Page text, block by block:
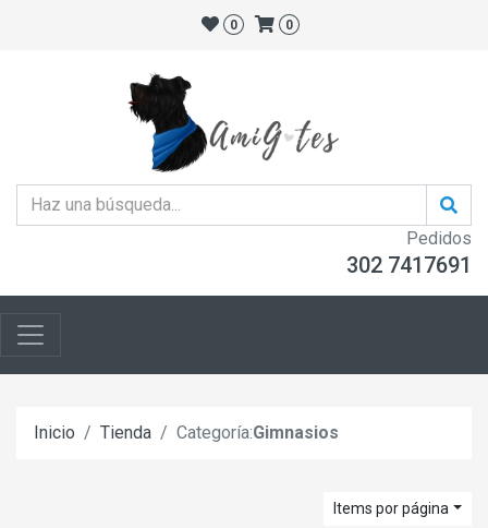
0 0
Pedidos
302 7417691
Inicio Tienda Categoría:Gimnasios
Items por página